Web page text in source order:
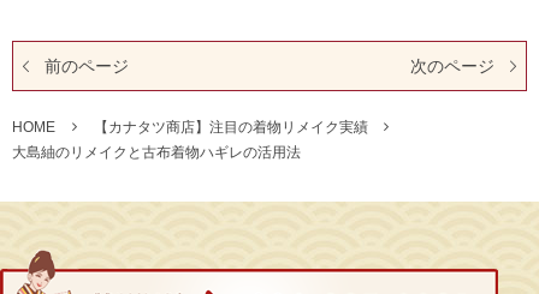
前のページ 次のページ
HOME
【カナタツ商店】注目の着物リメイク実績
大島紬のリメイクと古布着物ハギレの活用法